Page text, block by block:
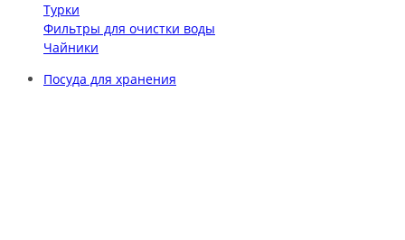
Турки
Фильтры для очистки воды
Чайники
Посуда для хранения